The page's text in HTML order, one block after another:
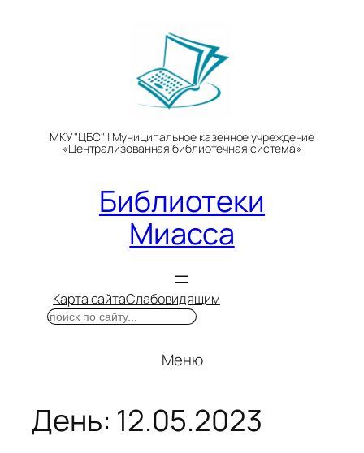
МКУ "ЦБС" | Муниципальное казенное учреждение
«Централизованная библиотечная система»
Библиотеки
Миасса
Карта сайтаСлабовидящим
Поиск
Меню
День: 12.05.2023